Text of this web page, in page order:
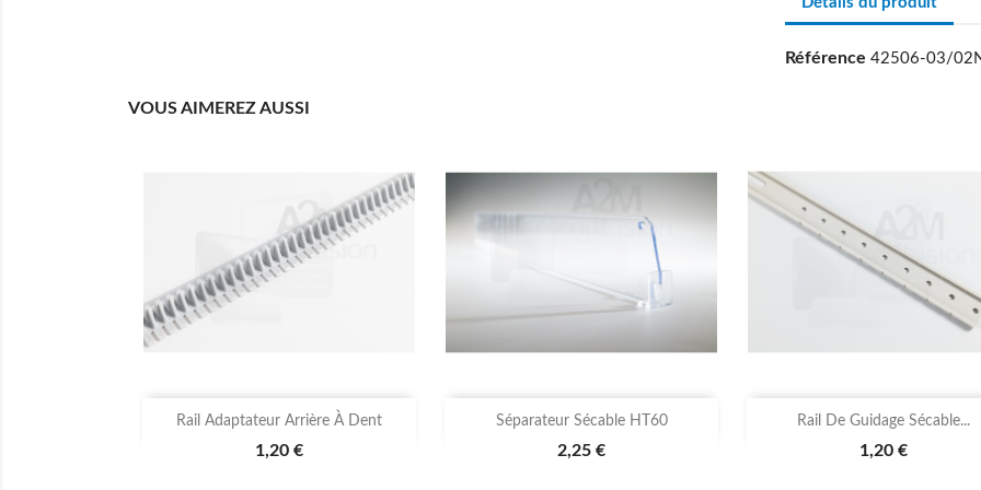
Référence 42506-03/
VOUS AIMEREZ AUSSI
Rail Adaptateur Arrière À Dent
1,20 €
Aperçu rapide Séparateur Sécable HT60
2,25 €
Aperçu rapide Rail De Guidage Sécable...
1,20 €
Aperçu rapide